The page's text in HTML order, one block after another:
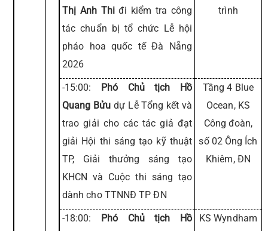
Thị Anh Thiđi kiểm tra công
tác chuẩn bị tổ chức Lễ hội
pháo hoa quốc tế Đà Nẵng
2026
trình
-15:00: Phó Chủ tịch Hồ
Quang Bửu dự Lễ Tổng kết và
trao giải cho các tác giả đạt
giải Hội thi sáng tạo kỹ thuật
TP, Giải thưởng sáng tạo
KHCN và Cuộc thi sáng tạo
dành cho TTNNĐ TP ĐN
Tầng 4 Blue
Ocean, KS
Công đoàn,
số 02 Ông Ích
Khiêm, ĐN
-18:00: Phó Chủ tịch Hồ
KS Wyndham